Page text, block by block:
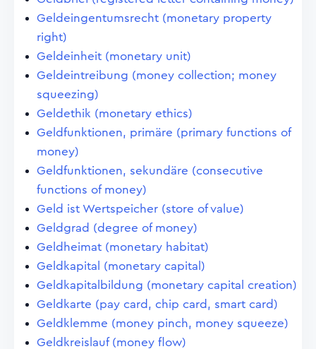
Geldeingentumsrecht (monetary property
right)
Geldeinheit (monetary unit)
Geldeintreibung (money collection; money
squeezing)
Geldethik (monetary ethics)
Geldfunktionen, primäre (primary functions of
money)
Geldfunktionen, sekundäre (consecutive
functions of money)
Geld ist Wertspeicher (store of value)
Geldgrad (degree of money)
Geldheimat (monetary habitat)
Geldkapital (monetary capital)
Geldkapitalbildung (monetary capital creation)
Geldkarte (pay card, chip card, smart card)
Geldklemme (money pinch, money squeeze)
Geldkreislauf (money flow)